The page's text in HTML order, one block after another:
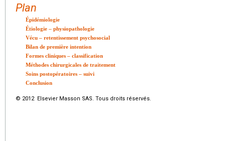
Plan
Épidémiologie
Étiologie – physiopathologie
Vécu – retentissement psychosocial
Bilan de première intention
Formes cliniques – classification
Méthodes chirurgicales de traitement
Soins postopératoires – suivi
Conclusion
© 2012 Elsevier Masson SAS. Tous droits réservés.